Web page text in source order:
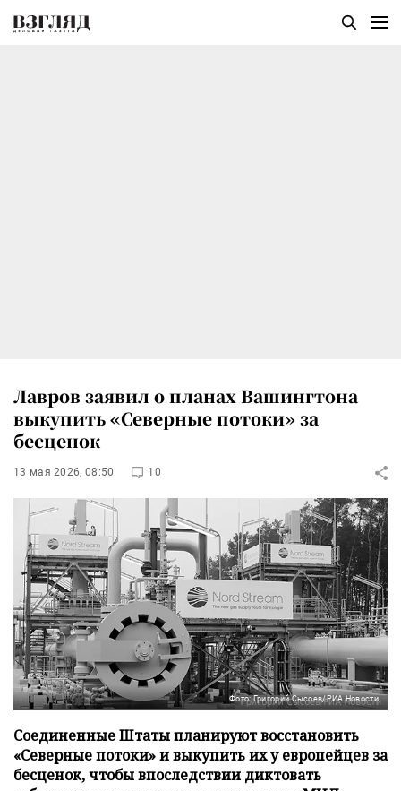
Лавров заявил о планах Вашингтона
выкупить «Северные потоки» за
бесценок
13 мая 2026, 08:50 10
Фото: Григорий Сысоев/РИА Новости
Соединенные Штаты планируют восстановить
«Северные потоки» и выкупить их у европейцев за
бесценок, чтобы впоследствии диктовать